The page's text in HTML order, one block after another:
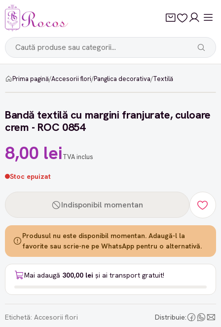
Prima pagină/Accesorii flori/Panglica decorativa/Textilă
Bandă textilă cu margini franjurate, culoare
crem - ROC 0854
8,00 leiTVA inclus
Stoc epuizat
Indisponibil momentan
Produsul nu este disponibil momentan. Adaugă-l la
favorite sau scrie-ne pe WhatsApp pentru o alternativă.
Mai adaugă 300,00 lei și ai transport gratuit!
Etichetă: Accesorii flori Distribuie: